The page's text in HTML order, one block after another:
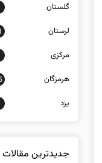
گلستان
لرستان
مرکزی
هرمزگان
یزد
جدیدترین مقالات